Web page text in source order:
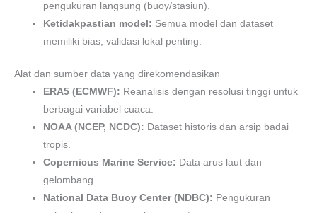
pengukuran langsung (buoy/stasiun).
Ketidakpastian model: Semua model dan dataset
memiliki bias; validasi lokal penting.
Alat dan sumber data yang direkomendasikan
ERA5 (ECMWF): Reanalisis dengan resolusi tinggi untuk
berbagai variabel cuaca.
NOAA (NCEP, NCDC): Dataset historis dan arsip badai
tropis.
Copernicus Marine Service: Data arus laut dan
gelombang.
National Data Buoy Center (NDBC): Pengukuran